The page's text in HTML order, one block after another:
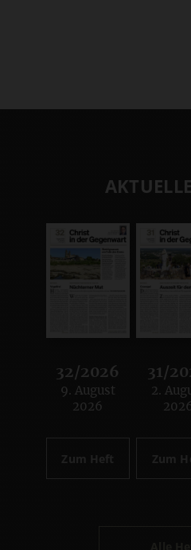
32/2026
:
9. August
2026
Zum Heft
31/
:
2.
Zum